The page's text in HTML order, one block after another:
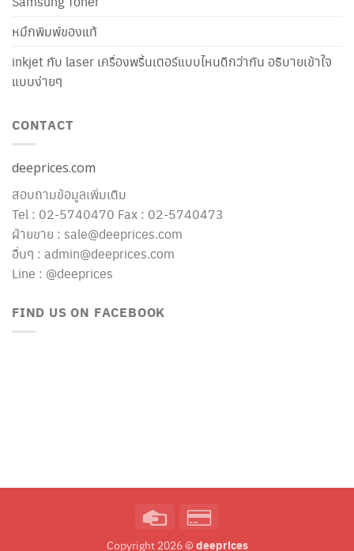
หมึกพิมพ์ของแท้
inkjet กับ laser เครื่องพริ้นเตอร์แบบไหนดีกว่ากัน อธิบายเข้าใจ
แบบง่ายๆ
CONTACT
deeprices.com
สอบถามข้อมูลเพิ่มเติม
Tel : 02-5740470 Fax : 02-5740473
ฝ่ายขาย : sale@deeprices.com
อื่นๆ : admin@deeprices.com
Line : @deeprices
FIND US ON FACEBOOK
Credit
Copyright 2026 © deeprices